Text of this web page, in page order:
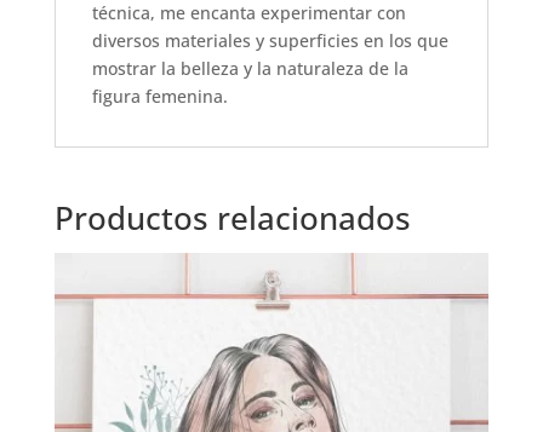
técnica, me encanta experimentar con
diversos materiales y superficies en los que
mostrar la belleza y la naturaleza de la
figura femenina.
Productos relacionados